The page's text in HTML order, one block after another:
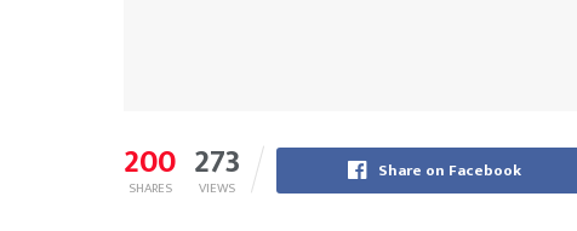
200
SHARES 273
VIEWS
Share on Facebook